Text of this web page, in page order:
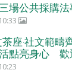
場公共採購
座‧社文範疇
點亮身心 歡